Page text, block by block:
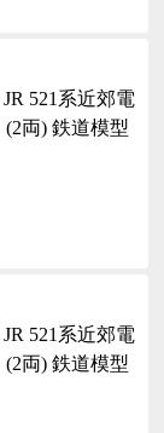
521系近郊電
両) 鉄道模型
521系近郊電
両) 鉄道模型